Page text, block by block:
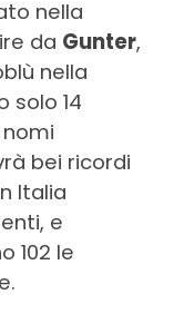
nella
da Gunter,
nella
solo 14
bei ricordi
Italia
e
102 le